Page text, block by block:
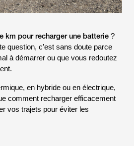
km pour recharger une batterie ?
question, c’est sans doute parce
à démarrer ou que vous redoutez
en hybride ou en électrique,
comment recharger efficacement
vos trajets pour éviter les